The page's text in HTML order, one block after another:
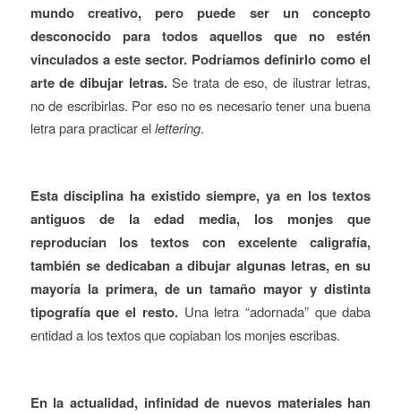
mundo creativo, pero puede ser un concepto
desconocido para todos aquellos que no estén
vinculados a este sector. Podríamos definirlo como el
arte de dibujar letras.Se trata de eso, de ilustrar letras,
no de escribirlas. Por eso no es necesario tener una buena
letra para practicar ellettering.
Esta disciplina ha existido siempre, ya en los textos
antiguos de la edad media, los monjes que
reproducían los textos con excelente caligrafía,
también se dedicaban a dibujar algunas letras, en su
mayoría la primera, de un tamaño mayor y distinta
tipografía que el resto.Una letra “adornada” que daba
entidad a los textos que copiaban los monjes escribas.
En la actualidad, infinidad de nuevos materiales han